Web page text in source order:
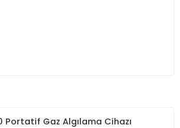
Portatif Gaz Algılama Cihazı